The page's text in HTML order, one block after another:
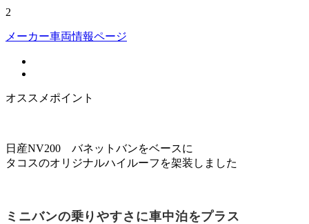
2
メーカー車両情報ページ
オススメポイント
日産NV200 バネットバンをベースに
タコスのオリジナルハイルーフを架装しました
ミニバンの乗りやすさに車中泊をプラス